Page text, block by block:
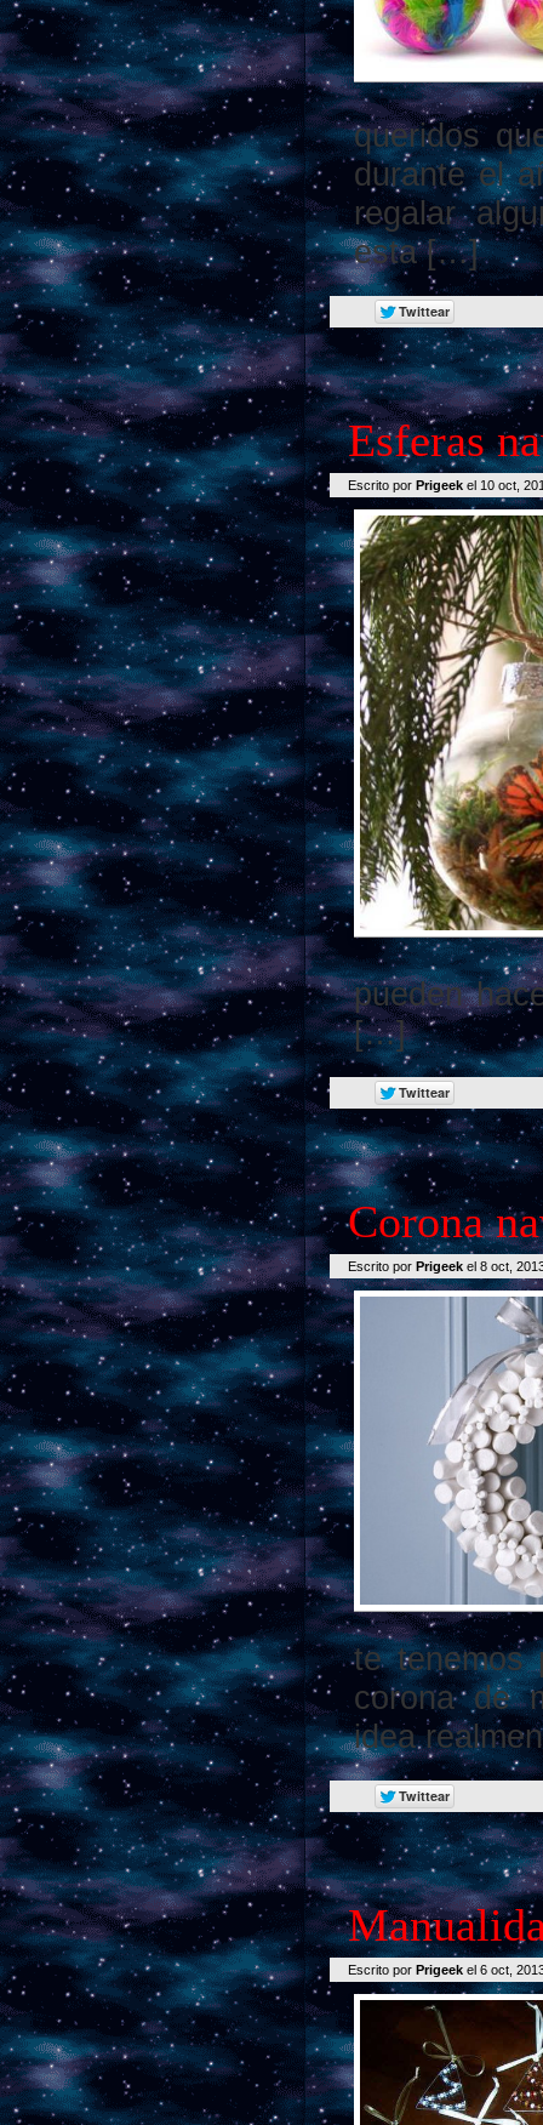
queridos
durante el
regalar
esta […]
Esferas
Escrito por Prigeek el 10 oct,
pueden
[…]
Corona
Escrito por Prigeek el 8 oct,
te tenemos
corona de
idea
Escrito por Prigeek el 6 oct,